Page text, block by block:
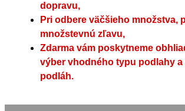
dopravu,
Pri odbere väčšieho množstva,
množstevnú zľavu,
Zdarma vám poskytneme
výber vhodného typu podlahy a
podláh.